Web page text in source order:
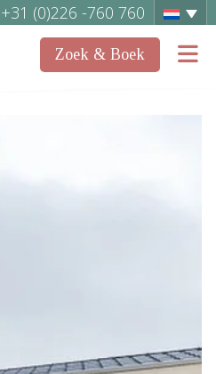
+31 (0)226 -760 760
Zoek & Boek